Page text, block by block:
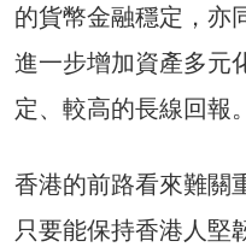
的貨幣金融穩定，亦
進一步增加資產多元
定、較高的長線回報。
香港的前路看來難關
只要能保持香港人堅